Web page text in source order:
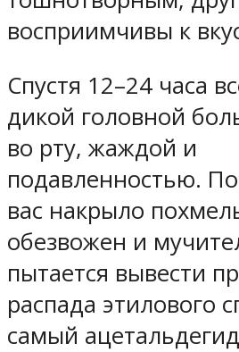
восприимчивы к
Спустя 12–24 часа
дикой головной
во рту, жаждой и
подавленностью.
вас накрыло
обезвожен и
пытается вывести
распада этилового
самый